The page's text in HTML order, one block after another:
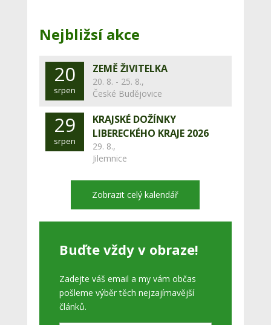
Nejbližsí akce
20
srpen
ZEMĚ ŽIVITELKA
20. 8. - 25. 8.,
České Budějovice
29
srpen
KRAJSKÉ DOŽÍNKY
LIBERECKÉHO KRAJE 2026
29. 8.,
Jilemnice
Zobrazit celý kalendář
Buďte vždy v obraze!
Zadejte váš email a my vám občas
pošleme výběr těch nejzajímavější
článků.